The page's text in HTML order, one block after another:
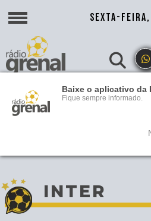
Baixe o aplicativo da
Fique sempre informado.
SEXTA-
INTER